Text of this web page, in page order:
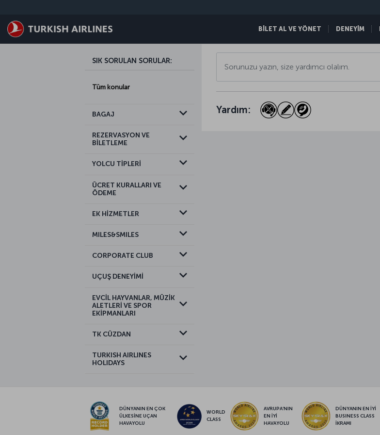
BİLET AL VE YÖNET DENEYİM
SIK SORULAN SORULAR:
Tüm konular
BAGAJ
REZERVASYON VE
BİLETLEME
YOLCU TİPLERİ
ÜCRET KURALLARI VE
ÖDEME
EK HİZMETLER
MILES&SMILES
CORPORATE CLUB
UÇUŞ DENEYİMİ
EVCİL HAYVANLAR, MÜZİK
ALETLERİ VE SPOR
EKİPMANLARI
TK CÜZDAN
TURKISH AIRLINES
HOLIDAYS
Yardım:
DÜNYANIN EN ÇOK
ÜLKESİNE UÇAN
HAVAYOLU
WORLD
CLASS
AVRUPA’NIN
EN İYİ
HAVAYOLU
DÜNYANIN EN İYİ
BUSINESS CLASS
İKRAMI